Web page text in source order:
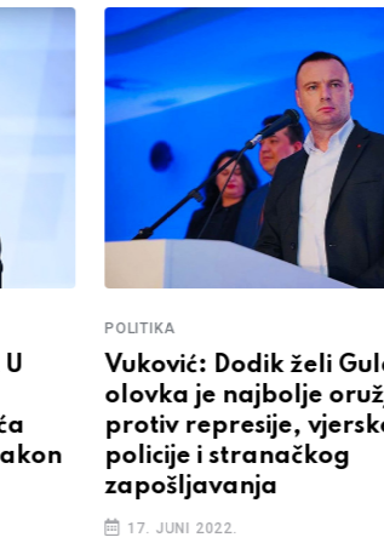
POLITIKA
Vuković: Dodik želi
olovka je najbolje
protiv represije,
policije i stranačkog
zapošljavanja
17. JUNI 2022.